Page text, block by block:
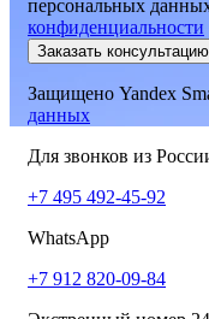
персональных
конфиденциальности
Заказать консультацию
Защищено Yandex
данных
Для звонков из
+7 495 492-45-92
WhatsApp
+7 912 820-09-84